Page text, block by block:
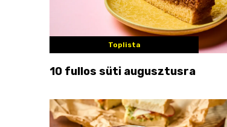
Toplista
10 fullos süti augusztusra